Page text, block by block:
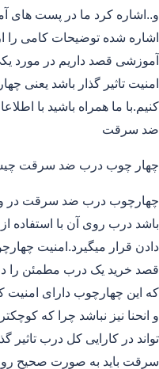
و..اشاره کرد ما در پست های
اشاره شده توضیحات کامی را
آموزشی قصد داریم در مورد
امنیت تاثیر گذار باشد
کنیم.با ما همراه باشید با
ضد سرقت
چهار چوب درب ضد سرقت
چهارچوب درب ضد سرقت در
باشد درب روی آن با استفاده
دادن قرار میگیرد.امنیت
قصد خرید یک درب مطمئن را
که این چهارچوب دارای امنیت
و انحنا نیز نباشد چرا که
تواند در کارایی کل درب
سرقت باید به صورت صحیح